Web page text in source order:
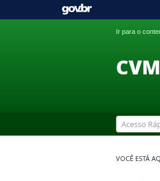
Ir para o
Acesso
VOCÊ ESTÁ